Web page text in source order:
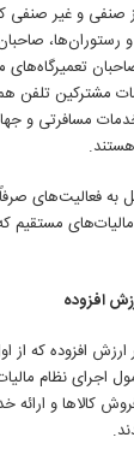
و رستوران‌ها،
تعمیرگاه‌های
مسافرتی و
بند ج ماده ۹۶ قانون
افزوده
اجرای نظام
یا ۱۳۸۹ مجموعه فروش